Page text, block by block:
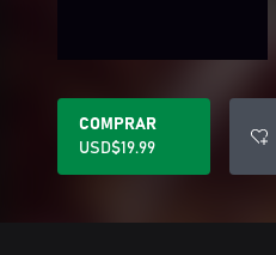
COMPRAR
USD$19.99